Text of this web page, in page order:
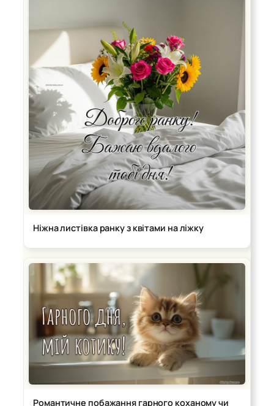
Ніжна листівка ранку з квітами на ліжку
Романтичне побажання гарного коханому чи